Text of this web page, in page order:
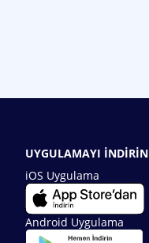
UYGULAMAYI İNDİRİN
iOS Uygulama
Android Uygulama